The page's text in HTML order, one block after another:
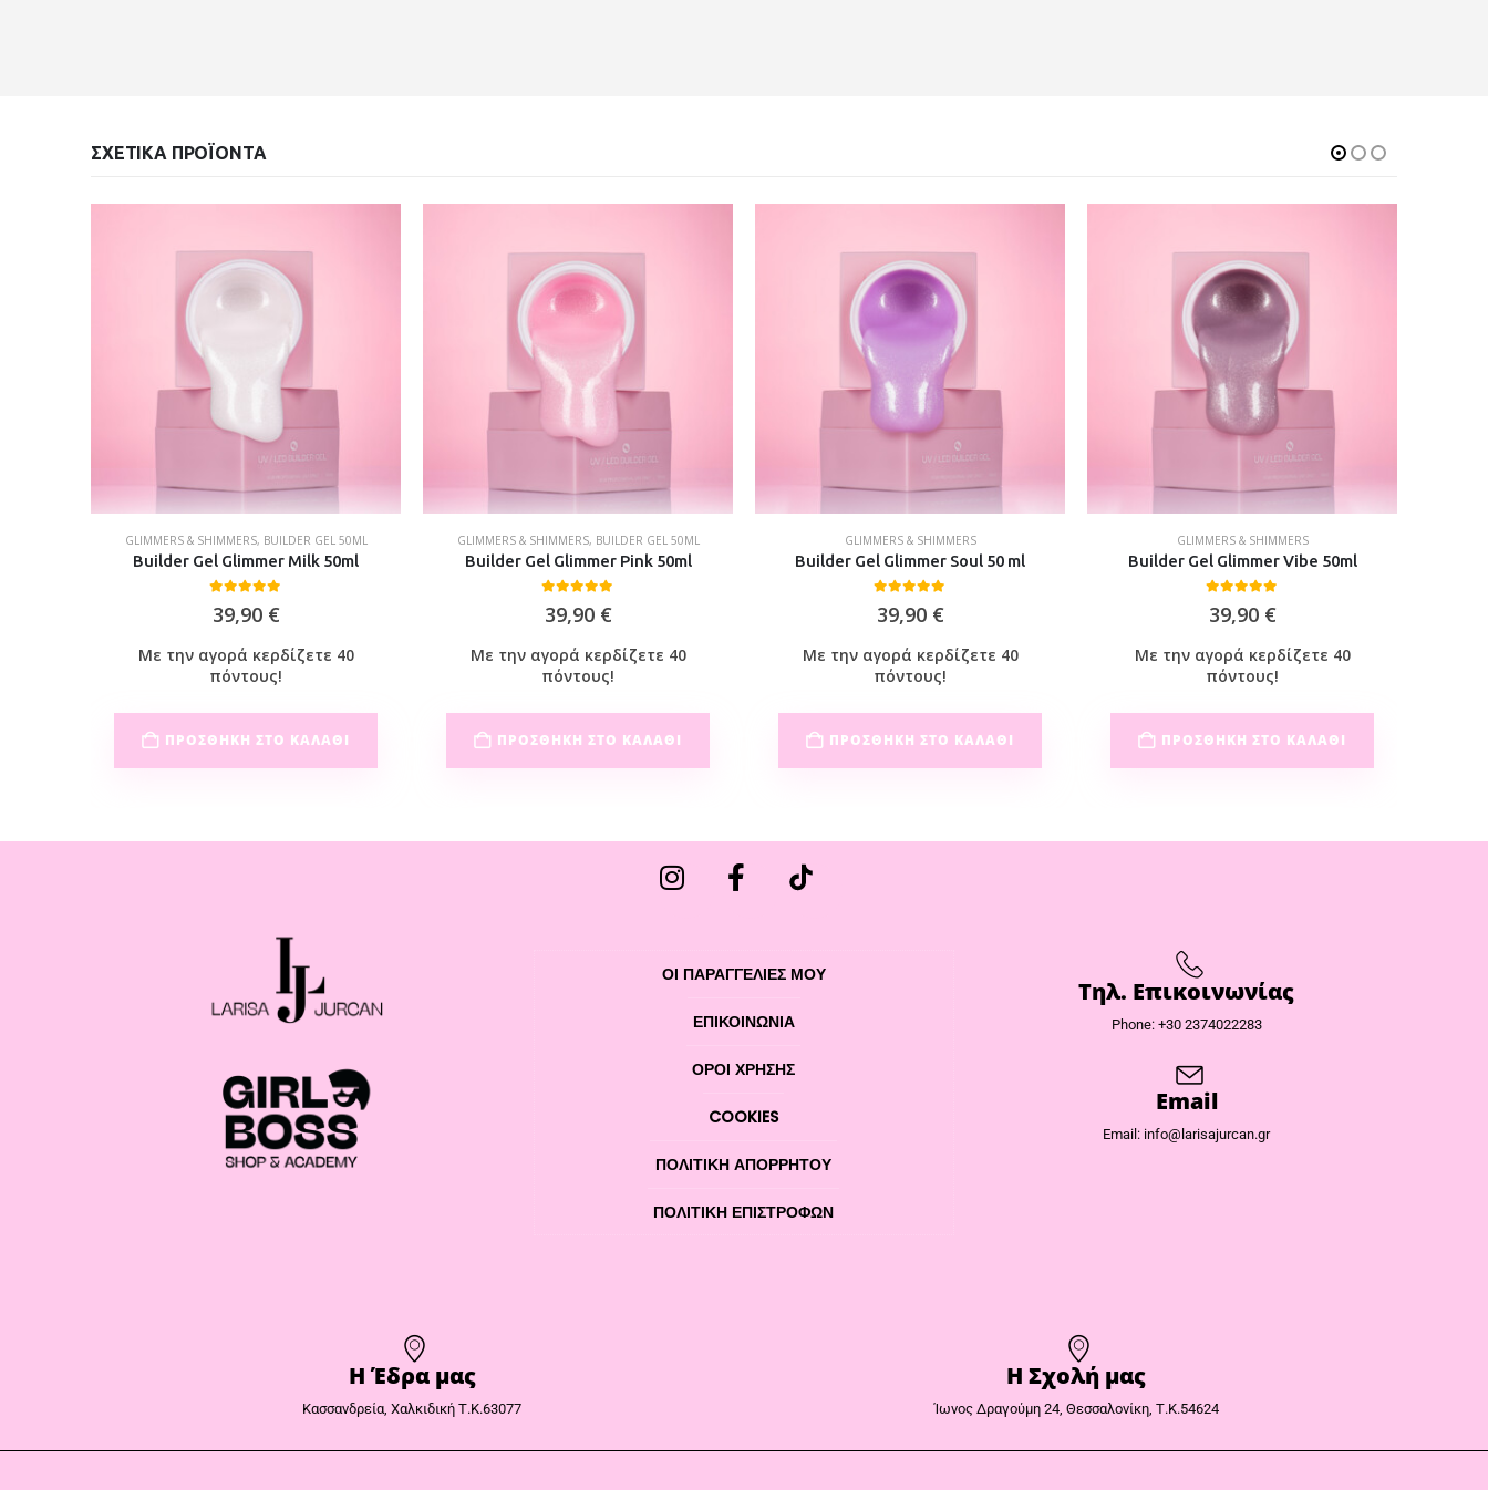
ΣΧΕΤΙΚΆ ΠΡΟΪΌΝΤΑ
GLIMMERS & SHIMMERS, BUILDER GEL 50ML
Builder Gel Glimmer Milk 50ml
39,90 €
Με την αγορά κερδίζετε 40
πόντους!
ΠΡΟΣΘΉΚΗ ΣΤΟ ΚΑΛΆΘΙ
GLIMMERS & SHIMMERS, BUILDER GEL 50ML
Builder Gel Glimmer Pink 50ml
39,90 €
Με την αγορά κερδίζετε 40
πόντους!
ΠΡΟΣΘΉΚΗ ΣΤΟ ΚΑΛΆΘΙ
GLIMMERS & SHIMMERS
Builder Gel Glimmer Soul 50 ml
39,90 €
Με την αγορά κερδίζετε 40
πόντους!
ΠΡΟΣΘΉΚΗ ΣΤΟ ΚΑΛΆΘΙ
GLIMMERS & SHIMMERS
Builder Gel Glimmer Vibe 50ml
39,90 €
Με την αγορά κερδίζετε 40
πόντους!
ΠΡΟΣΘΉΚΗ ΣΤΟ ΚΑΛΆΘΙ
ΟΙ ΠΑΡΑΓΓΕΛΙΕΣ ΜΟΥ
ΕΠΙΚΟΙΝΩΝΊΑ
ΌΡΟΙ ΧΡΉΣΗΣ
COOKIES
ΠΟΛΙΤΙΚΉ ΑΠΟΡΡΉΤΟΥ
ΠΟΛΙΤΙΚΉ ΕΠΙΣΤΡΟΦΏΝ
Τηλ. Επικοινωνίας
Phone: +30 2374022283
Email
Email: info@larisajurcan.gr
Η Έδρα μας​
Κασσανδρεία, Χαλκιδική Τ.Κ.63077
Η Σχολή μας
Ίωνος Δραγούμη 24, Θεσσαλονίκη, Τ.Κ.54624